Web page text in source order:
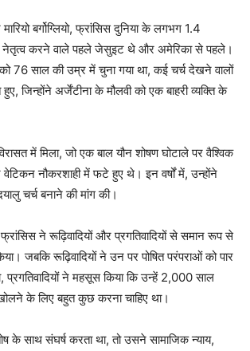
बर्गोग्लियो, फ्रांसिस दुनिया के लगभग 1.4
नेतृत्व करने वाले पहले जेसुइट थे और अमेरिका से पहले।
76 साल की उम्र में चुना गया था, कई चर्च देखने वालों
जिन्होंने अर्जेंटीना के मौलवी को एक बाहरी व्यक्ति के
में मिला, जो एक बाल यौन शोषण घोटाले पर वैश्विक
नौकरशाही में फटे हुए थे। इन वर्षों में, उन्होंने
चर्च बनाने की मांग की।
ने रूढ़िवादियों और प्रगतिवादियों से समान रूप से
जबकि रूढ़िवादियों ने उन पर पोषित परंपराओं को पार
प्रगतिवादियों ने महसूस किया कि उन्हें 2,000 साल
के लिए बहुत कुछ करना चाहिए था।
के साथ संघर्ष करता था, तो उसने सामाजिक न्याय,